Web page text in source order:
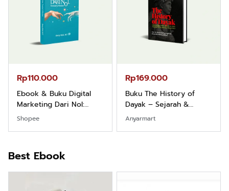
Rp110.000
Ebook & Buku Digital
Marketing Dari Nol:
Fondasi & Mindset untuk
Pemula
Shopee
Rp169.000
Buku The History of
Dayak – Sejarah &
Identitas Borneo Asli
Anyarmart
Best Ebook